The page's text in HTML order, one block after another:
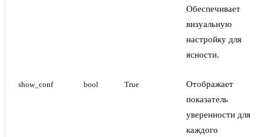
Обеспечивает
визуальную
настройку для
ясности.
show_conf bool True
Отображает
показатель
уверенности для
каждого